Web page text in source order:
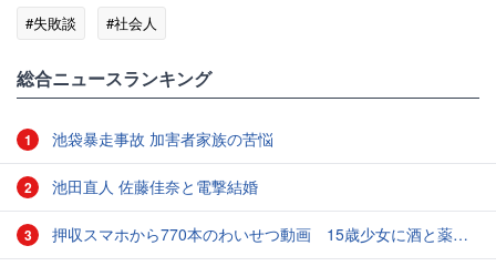
#失敗談
#社会人
総合ニュースランキング
1 池袋暴走事故 加害者家族の苦悩
2 池田直人 佐藤佳奈と電撃結婚
3 押収スマホから770本のわいせつ動画 15歳少女に酒と薬飲ませ性的暴行か 54歳男を再逮捕 「薬もありますよ」とSNSで誘い出し